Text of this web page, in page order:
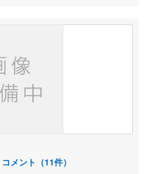
コメント（11件）